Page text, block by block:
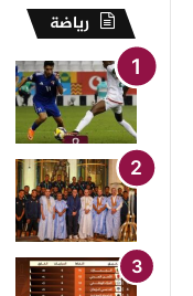
رياضة